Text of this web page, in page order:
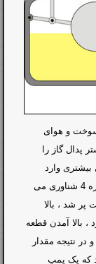
سوخت و هوای
پدال گاز را
وارد
سیلندر شده و دور موتور افزایش می یابد. قطعه شماره 4 شناوری می
از سوخت پر شد ، بالا
نیز بالا می آورد ، بالا آمدن قطعه
در نتیجه مقدار
که یک پمپ